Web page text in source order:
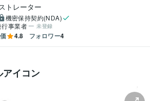
トレーター
機密保持契約(NDA)
行事業者
未登録
4.8 フォロワー4
アイコン